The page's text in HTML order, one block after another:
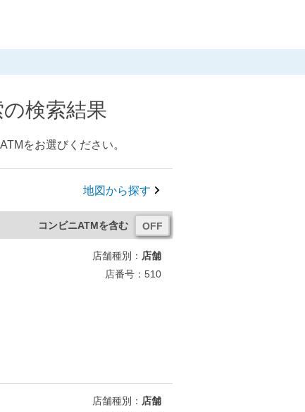
検索結果
をお選びください。
地図から探す
コンビニATMを含む
店舗種別： 店舗
店番号：510
店舗種別： 店舗